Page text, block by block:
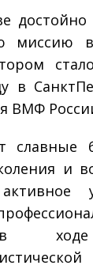
миссию
в
ВМФ
славные
и
ходе